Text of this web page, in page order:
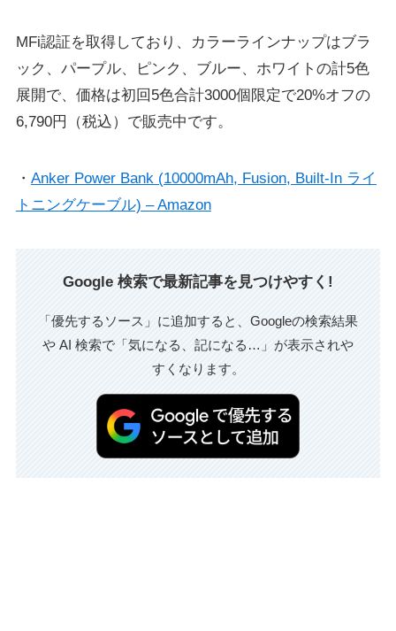
MFi認証を取得しており、カラーラインナップはブラ
ック、パープル、ピンク、ブルー、ホワイトの計5色
展開で、価格は初回5色合計3000個限定で20%オフの
6,790円（税込）で販売中です。
・ Anker Power Bank (10000mAh, Fusion, Built-In ライ
トニングケーブル) – Amazon
Google 検索で最新記事を見つけやすく!
「優先するソース」に追加すると、Googleの検索結果
や AI 検索で「気になる、記になる…」が表示されや
すくなります。